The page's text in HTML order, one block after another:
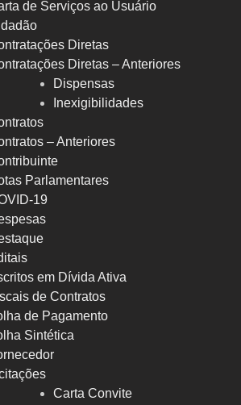
de Serviços ao Usuário
Diretas
Diretas – Anteriores
Dispensas
Inexigibilidades
– Anteriores
Parlamentares
19
em Dívida Ativa
de Contratos
de Pagamento
Sintética
Carta Convite